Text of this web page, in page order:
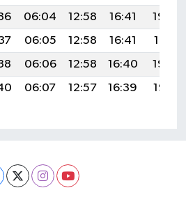
06:04 12:58 16:41
19:42
06:05 12:58 16:41
19:41
06:06 12:58 16:40
19:39
06:07 12:57 16:39 19:38